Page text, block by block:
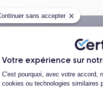
sans accepter
Votre expérience sur
Plateforme de
C'est pourquoi, avec votre accord,
cookies ou technologies similaires